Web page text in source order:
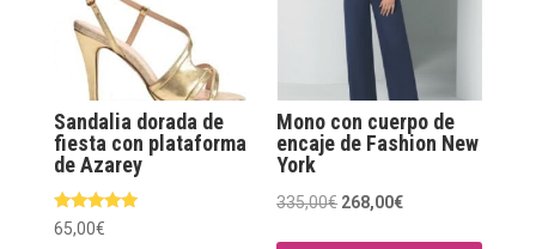
Sandalia dorada de
fiesta con plataforma
de Azarey
Valorado
con
65,00€
Mono con cuerpo de
encaje de Fashion New
York
335,00€ El
268,00€El